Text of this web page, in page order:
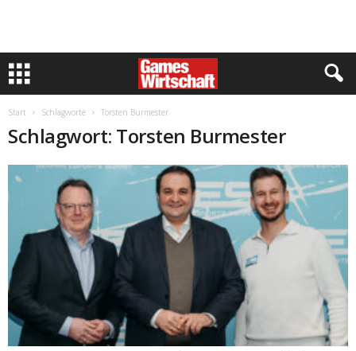
Start Schlagworte Torsten Burmester
Schlagwort: Torsten Burmester